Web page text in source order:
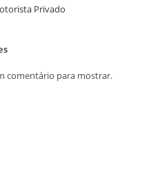
Privado
comentário para mostrar.